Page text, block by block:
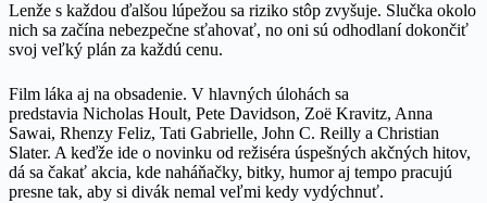
Lenže s každou ďalšou lúpežou sa riziko stôp zvyšuje. Slučka okolo
nich sa začína nebezpečne sťahovať, no oni sú odhodlaní dokončiť
svoj veľký plán za každú cenu.
Film láka aj na obsadenie. V hlavných úlohách sa
predstavia Nicholas Hoult, Pete Davidson, Zoë Kravitz, Anna
Sawai, Rhenzy Feliz, Tati Gabrielle, John C. Reilly a Christian
Slater. A keďže ide o novinku od režiséra úspešných akčných hitov,
dá sa čakať akcia, kde naháňačky, bitky, humor aj tempo pracujú
presne tak, aby si divák nemal veľmi kedy vydýchnuť.